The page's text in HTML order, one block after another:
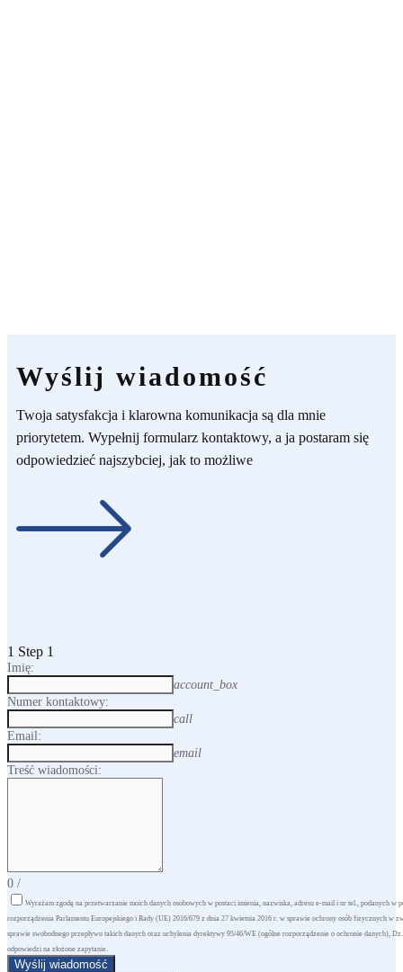
Wyślij wiadomość
Twoja satysfakcja i klarowna komunikacja są dla mnie
priorytetem. Wypełnij formularz kontaktowy, a ja postaram się
odpowiedzieć najszybciej, jak to możliwe
1 Step 1
Imię:
account_box
Numer kontaktowy:
call
Email:
email
Treść wiadomości:
0 /
Wyrażam zgodę na przetwarzanie moich danych osobowych w postaci imienia, nazwiska, adresu e-mail i nr tel., podanych w
rozporządzenia Parlamentu Europejskiego i Rady (UE) 2016/679 z dnia 27 kwietnia 2016 r. w sprawie ochrony osób fizycznych w
sprawie swobodnego przepływu takich danych oraz uchylenia dyrektywy 95/46/WE (ogólne rozporządzenie o ochronie danych),
odpowiedzi na złożone zapytanie.
Wyślij wiadomość